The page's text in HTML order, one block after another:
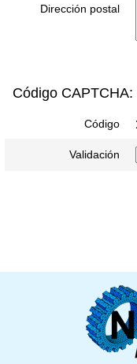
Dirección postal
Código CAPTCHA:
Código
Validación